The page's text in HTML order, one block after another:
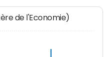
de l'Economie)